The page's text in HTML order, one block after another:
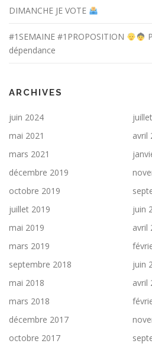
DIMANCHE JE VOTE
#1SEMAINE #1PROPOSITION
dépendance
ARCHIVES
juin 2024
mai 2021
avril
mars 2021
décembre 2019
octobre 2019
juillet 2019
juin
mai 2019
avril
mars 2019
septembre 2018
juin
mai 2018
avril
mars 2018
décembre 2017
octobre 2017